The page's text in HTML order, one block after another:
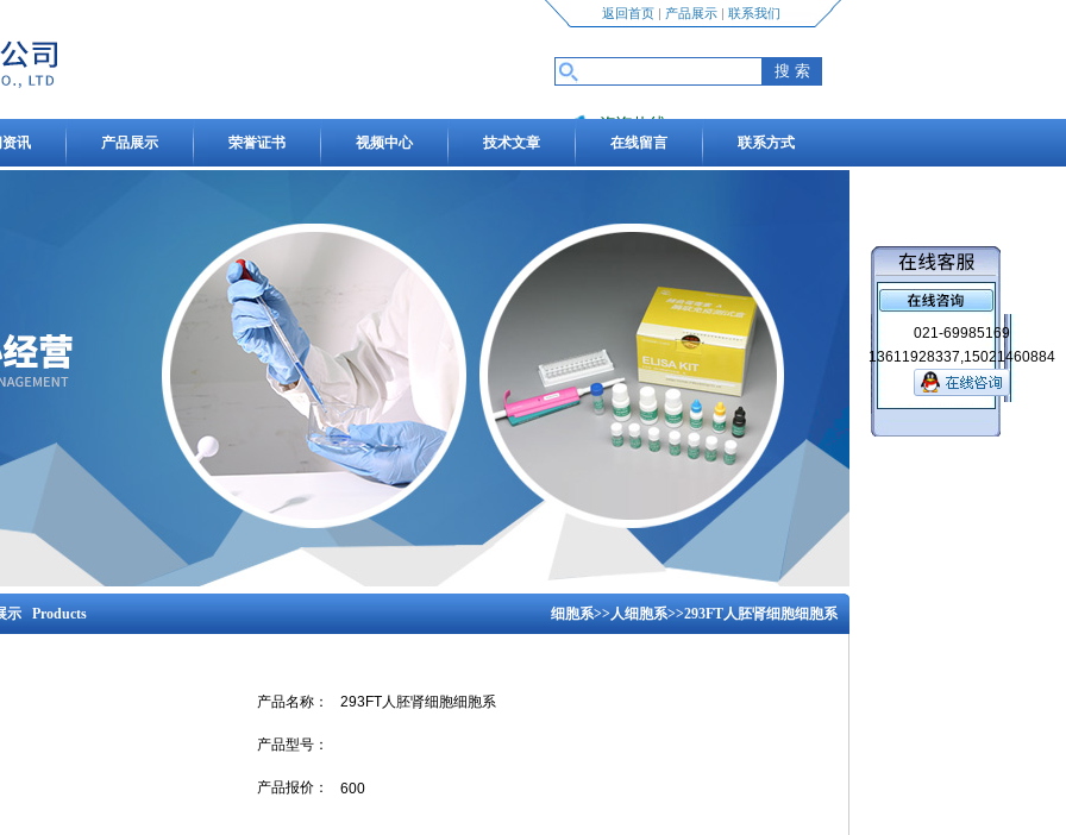
返回首页| 产品展示| 联系我们
咨询热线
13611928337,15021460884
讯 产品展示 荣誉证书 视频中心 技术文章 在线留言 联系方式
示 Products 细胞系>>人细胞系>>293FT人胚肾细胞细胞系
产品名称： 293FT人胚肾细胞细胞系
产品型号：
产品报价： 600
021-69985169
13611928337,15021460884